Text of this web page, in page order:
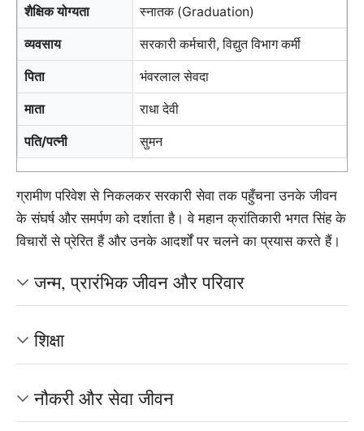
शैक्षिक योग्यता स्नातक (Graduation)
व्यवसाय सरकारी कर्मचारी, विद्युत विभाग कर्मी
पिता भंवरलाल सेवदा
माता राधा देवी
पति/पत्नी सुमन
ग्रामीण परिवेश से निकलकर सरकारी सेवा तक पहुँचना उनके जीवन
के संघर्ष और समर्पण को दर्शाता है। वे महान क्रांतिकारी भगत सिंह के
विचारों से प्रेरित हैं और उनके आदर्शों पर चलने का प्रयास करते हैं।
जन्म, प्रारंभिक जीवन और परिवार
शिक्षा
नौकरी और सेवा जीवन